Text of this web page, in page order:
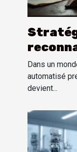
Dans un
automatisé
devient...